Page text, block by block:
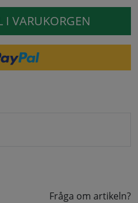
I VARUKORGEN
Fråga om artikeln?